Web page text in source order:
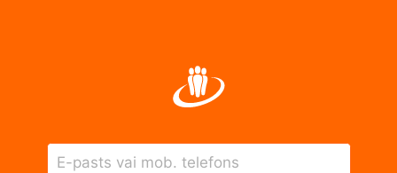
E-pasts vai mob. telefons